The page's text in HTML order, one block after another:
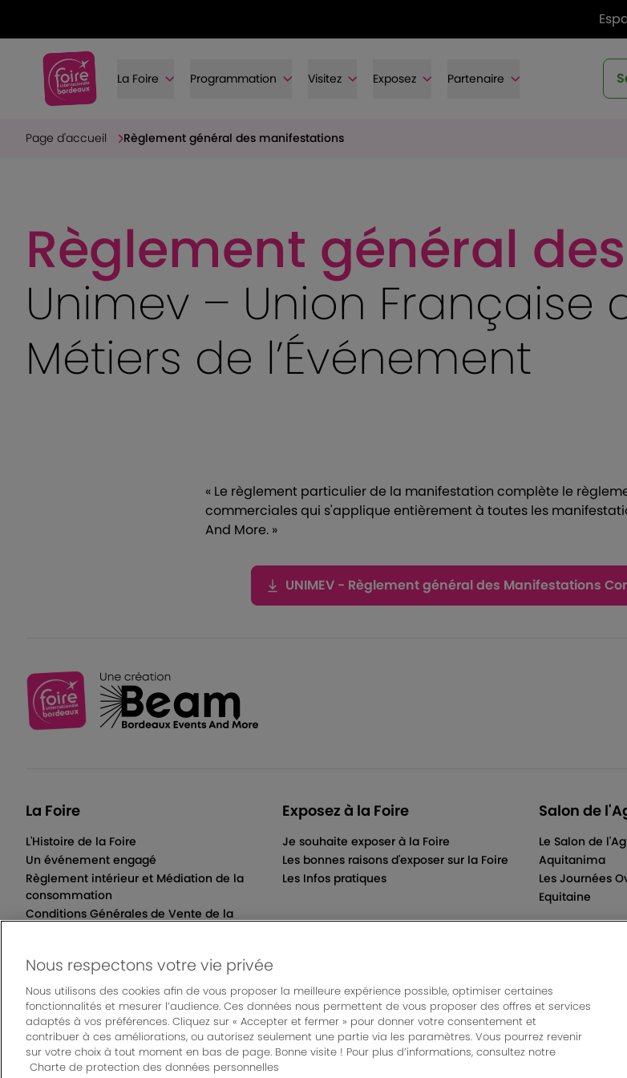
La Foire Programmation Visitez Exposez Partenaire
Page d'accueil Règlement général des manifestations
Règlement général
Unimev – Union Française
Métiers de l’Événement
« Le règlement particulier de la manifestation complète le
commerciales qui s'applique entièrement à toutes les
And More. »
UNIMEV - Règlement général des Manifestations
La Foire
L'Histoire de la Foire
Un événement engagé
Règlement intérieur et Médiation de la
consommation
Conditions Générales de Vente de la
Exposez à la Foire
Je souhaite exposer à la Foire
Les bonnes raisons d'exposer sur la Foire
Les Infos pratiques
Salon de
Le Salon de
Aquitanima
Les Journées
Equitaine
© Bordeaux Events And More | Rue Jean Samazeuilh - CS
Mentions légales|Règlement général des manifestations|Un événement organisé par Bordeaux
Paramètres des cookies
Nous respectons votre vie privée
Nous utilisons des cookies afin de vous proposer la meilleure expérience possible, optimiser certaines
fonctionnalités et mesurer l’audience. Ces données nous permettent de vous proposer des offres et services
adaptés à vos préférences. Cliquez sur « Accepter et fermer » pour donner votre consentement et
contribuer à ces améliorations, ou autorisez seulement une partie via les paramètres. Vous pourrez revenir
sur votre choix à tout moment en bas de page. Bonne visite ! Pour plus d’informations, consultez notre
Charte de protection des données personnelles